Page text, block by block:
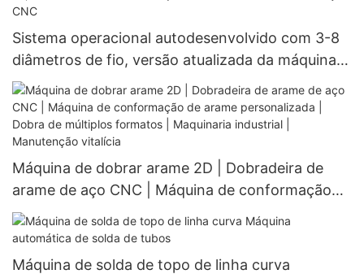
| Mais de 1000 fábricas a escolher
Sistema operacional autodesenvolvido com 3-8
diâmetros de fio, versão atualizada da máquina
dobradeira de barra de aço CNC
Máquina de dobrar arame 2D | Dobradeira de
arame de aço CNC | Máquina de conformação
de arame personalizada | Dobra de múltiplos
formatos | Maquinaria industrial | Manutenção
vitalícia
Máquina de solda de topo de linha curva